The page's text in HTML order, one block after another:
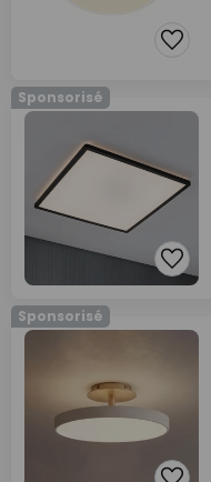
Sponsorisé
Sponsorisé